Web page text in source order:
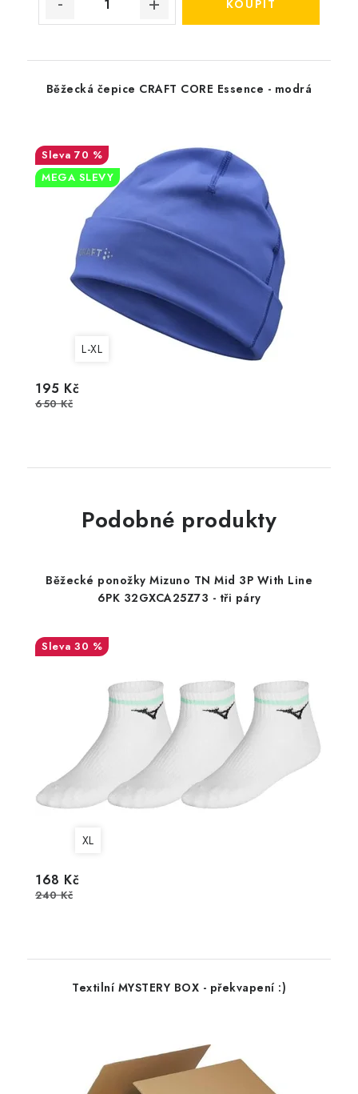
Běžecká čepice CRAFT CORE Essence - modrá
70 %
MEGA SLEVY
L-XL
195 Kč
650 Kč
Podobné produkty
Běžecké ponožky Mizuno TN Mid 3P With Line
6PK 32GXCA25Z73 - tři páry
30 %
XL
168 Kč
240 Kč
Textilní MYSTERY BOX - překvapení :)